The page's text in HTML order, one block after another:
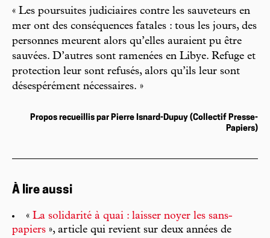
« Les poursuites judiciaires contre les sauveteurs en
mer ont des conséquences fatales : tous les jours, des
personnes meurent alors qu’elles auraient pu être
sauvées. D’autres sont ramenées en Libye. Refuge et
protection leur sont refusés, alors qu’ils leur sont
désespérément nécessaires. »
Propos recueillis par Pierre Isnard-Dupuy (Collectif Presse-
Papiers)
À lire aussi
« La solidarité à quai : laisser noyer les sans-
papiers », article qui revient sur deux années de